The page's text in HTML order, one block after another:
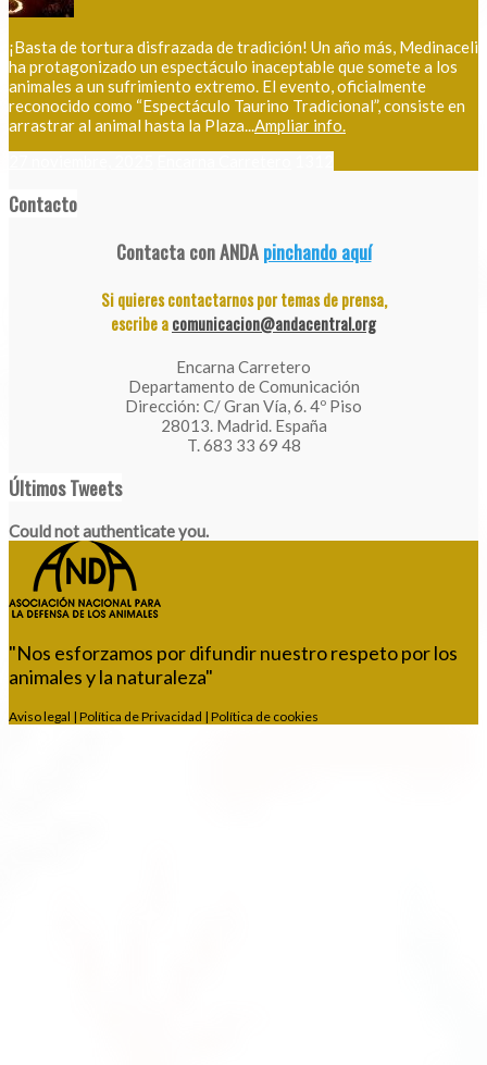
¡Basta de tortura disfrazada de tradición! Un año más, Medinaceli
ha protagonizado un espectáculo inaceptable que somete a los
animales a un sufrimiento extremo. El evento, oficialmente
reconocido como “Espectáculo Taurino Tradicional”, consiste en
arrastrar al animal hasta la Plaza...Ampliar info.
Contacto
Contacta con ANDApinchando aquí
Si quieres contactarnos por temas de prensa,
escribe acomunicacion@andacentral.org
Encarna Carretero
Departamento de Comunicación
Dirección: C/ Gran Vía, 6. 4º Piso
28013. Madrid. España
T. 683 33 69 48
Últimos Tweets
Could not authenticate you.
"Nos esforzamos por difundir nuestro respeto por los
animales y la naturaleza"
Aviso legal | Política de Privacidad | Política de cookies